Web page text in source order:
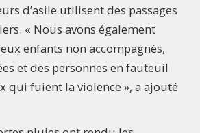
d’asile utilisent des passages
« Nous avons également
enfants non accompagnés,
et des personnes en fauteuil
qui fuient la violence », a ajouté